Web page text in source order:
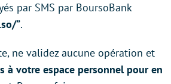
par SMS par BoursoBank
”.
ne validez aucune opération et
à votre espace personnel pour en